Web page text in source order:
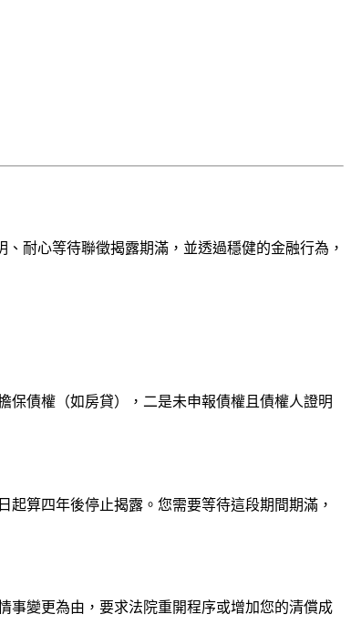
耐心等待聯徵揭露期滿，並透過穩健的金融行為，
保債權（如房貸），二是未申報債權且債權人證明
算四年後停止揭露。您需要等待這段期間期滿，
事變更為由，要求法院重開程序或增加您的清償成